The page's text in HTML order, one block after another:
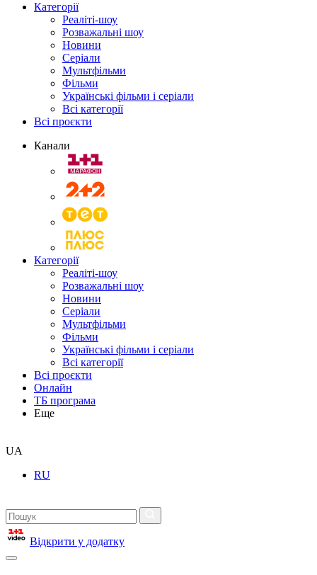
Категорії
Реаліті-шоу
Розважальні шоу
Новини
Серіали
Мультфільми
Фільми
Українські фільми і серіали
Всі категорії
Всі проєкти
Канали
Категорії
Реаліті-шоу
Розважальні шоу
Новини
Серіали
Мультфільми
Фільми
Українські фільми і серіали
Всі категорії
Всі проєкти
Онлайн
ТБ програма
Еще
UA
RU
Відкрити у додатку